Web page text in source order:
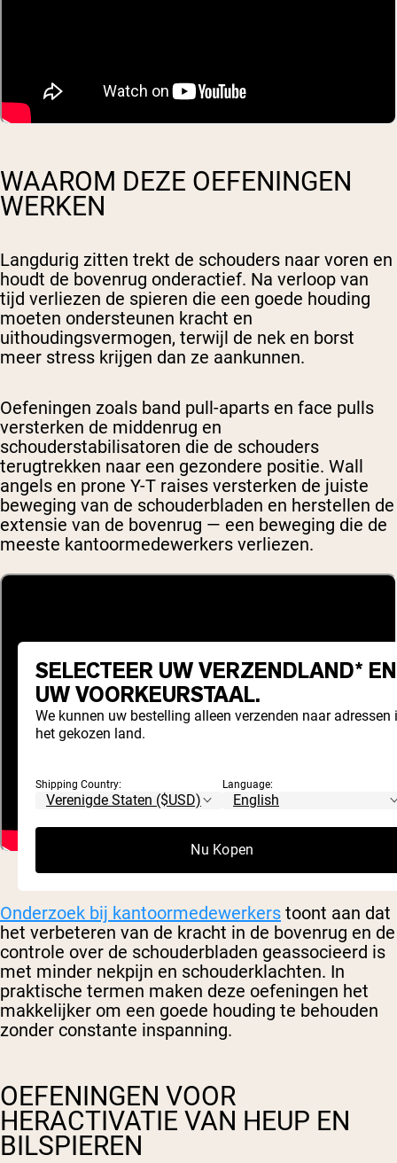
WAAROM DEZE OEFENINGEN
WERKEN
Langdurig zitten trekt de schouders naar voren en
houdt de bovenrug onderactief. Na verloop van
tijd verliezen de spieren die een goede houding
moeten ondersteunen kracht en
uithoudingsvermogen, terwijl de nek en borst
meer stress krijgen dan ze aankunnen.
Oefeningen zoals band pull-aparts en face pulls
versterken de middenrug en
schouderstabilisatoren die de schouders
terugtrekken naar een gezondere positie. Wall
angels en prone Y-T raises versterken de juiste
beweging van de schouderbladen en herstellen de
extensie van de bovenrug — een beweging die de
meeste kantoormedewerkers verliezen.
Onderzoek bij kantoormedewerkers toont aan dat
het verbeteren van de kracht in de bovenrug en de
controle over de schouderbladen geassocieerd is
met minder nekpijn en schouderklachten. In
praktische termen maken deze oefeningen het
makkelijker om een goede houding te behouden
zonder constante inspanning.
OEFENINGEN VOOR
HERACTIVATIE VAN HEUP EN
BILSPIEREN
SELECTEER UW VERZENDLAND* EN
UW VOORKEURSTAAL.
We kunnen uw bestelling alleen verzenden naar adressen
het gekozen land.
Shipping Country: Language:
Nu Kopen